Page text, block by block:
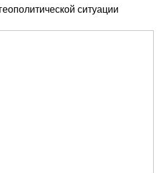
ситуации